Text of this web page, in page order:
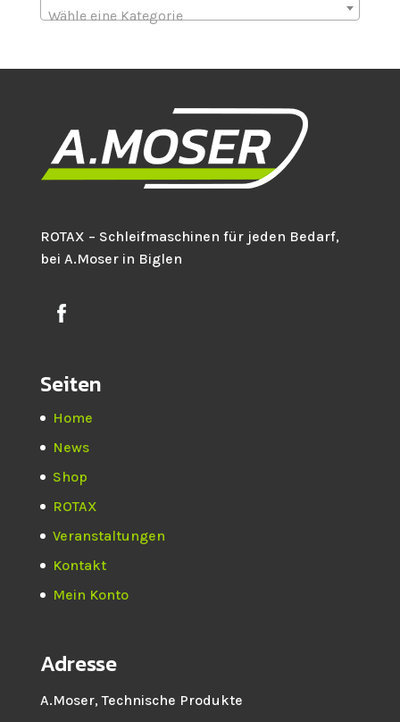
Wähle eine Kategorie
ROTAX – Schleifmaschinen für jeden Bedarf,
bei A.Moser in Biglen
Seiten
Home
News
Shop
ROTAX
Veranstaltungen
Kontakt
Mein Konto
Adresse
A.Moser, Technische Produkte